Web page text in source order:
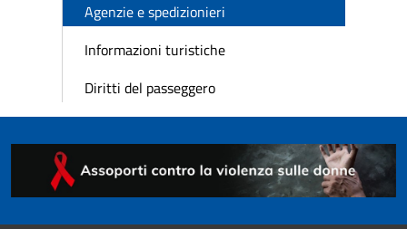
Agenzie e spedizionieri
Informazioni turistiche
Diritti del passeggero